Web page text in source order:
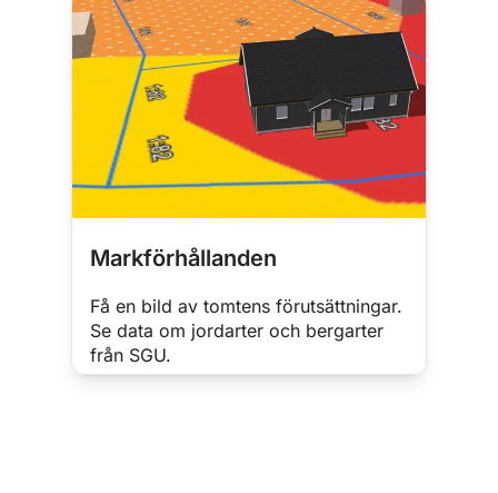
Markförhållanden
Få en bild av tomtens förutsättningar.
Se data om jordarter och bergarter
från SGU.